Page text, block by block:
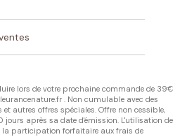
lors de votre prochaine commande de 39€
. Non cumulable avec des
et autres offres spéciales. Offre non cessible,
jours après sa date d'émission. L'utilisation de
la participation forfaitaire aux frais de